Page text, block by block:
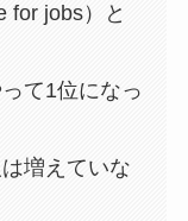
for jobs）と
て1位になっ
増えていな